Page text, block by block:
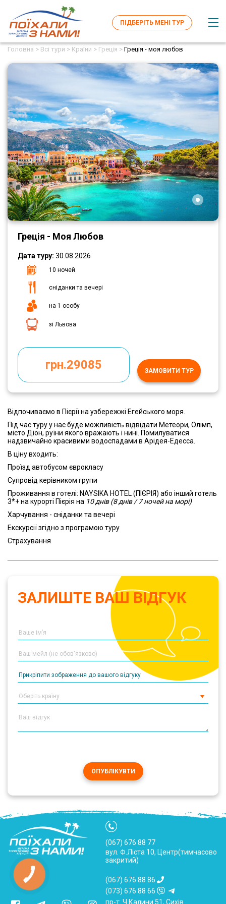
ПІДБЕРІТЬ МЕНІ ТУР
Головна > Всі тури > Країни > Греція > Греція - моя любов
Греція - Моя Любов
Дата туру: 30.08.2026
10 ночей
сніданки та вечері
на 1 особу
зі Львова
грн.29085 ЗАМОВИТИ ТУР
Відпочиваємо в Пієрії на узбережжі Егейського моря.
Під час туру у нас буде можливість відвідати Метеори, Олімп,
місто Діон, руїни якого вражають і нині. Помилуватися
надзвичайно красивими водоспадами в Арідея-Едесса.
В ціну входить:
Проїзд автобусом єврокласу
Супровід керівником групи
Проживання в готелі: NAYSIKA HOTEL (ПІЄРІЯ) або інший готель
3*+ на курорті Пієрія на 10 днів (8 днів / 7 ночей на морі)
Харчування - сніданки та вечері
Екскурсії згідно з програмою туру
Страхування
ЗАЛИШТЕ ВАШ ВІДГУК
Прикріпити зображення до вашого відгуку
ОПУБЛІКУВТИ
(067) 676 88 77
вул. Ф.Ліста 10, Центр(тимчасово
закритий)
(067) 676 88 86
(073) 676 88 66
пр-т. Ч.Калини 51, Сихів